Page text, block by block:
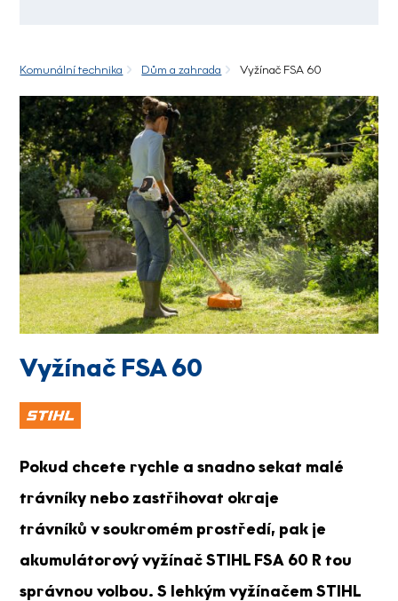
Komunální technika Dům a zahrada Vyžínač FSA 60
Vyžínač FSA 60
Pokud chcete rychle a snadno sekat malé
trávníky nebo zastřihovat okraje
trávníků v soukromém prostředí, pak je
akumulátorový vyžínač STIHL FSA 60 R tou
správnou volbou. S lehkým vyžínačem STIHL